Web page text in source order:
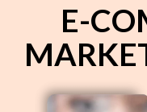
E-